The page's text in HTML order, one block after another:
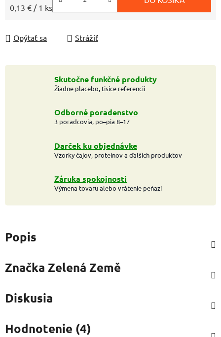
Jednotková cena:
0,13 € / 1 ks
Opýtať sa Strážiť
Skutočne funkčné produkty
Žiadne placebo, tisíce referencií
Odborné poradenstvo
3 poradcovia, po–pia 8–17
Darček ku objednávke
Vzorky čajov, proteínov a ďalších produktov
Záruka spokojnosti
Výmena tovaru alebo vrátenie peňazí
Popis
Značka Zelená Země
Diskusia
Hodnotenie (4)